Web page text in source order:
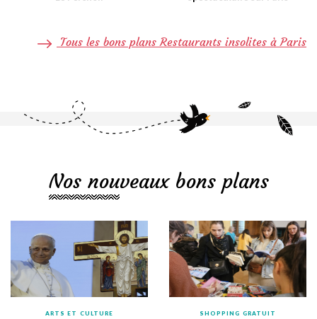
Tous les bons plans Restaurants insolites à Paris
Nos nouveaux bons plans
ARTS ET CULTURE SHOPPING GRATUIT